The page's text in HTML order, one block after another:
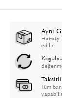
Aynı
Haftaiçi
edilir.
Tüm